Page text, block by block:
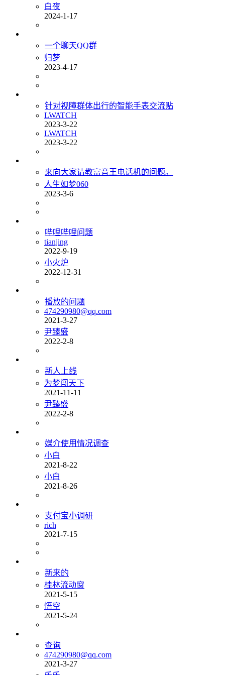
白夜
2024-1-17
一个聊天QQ群
归梦
2023-4-17
针对视障群体出行的智能手表交流贴
LWATCH
2023-3-22
LWATCH
2023-3-22
来向大家请教富音王电话机的问题。
人生如梦060
2023-3-6
哔哩哔哩问题
tianjing
2022-9-19
小火炉
2022-12-31
播放的问题
474290980@qq.com
2021-3-27
尹臻盛
2022-2-8
新人上线
为梦闯天下
2021-11-11
尹臻盛
2022-2-8
媒介使用情况调查
小白
2021-8-22
小白
2021-8-26
支付宝小调研
rich
2021-7-15
新来的
桂林流动窗
2021-5-15
悟空
2021-5-24
查询
474290980@qq.com
2021-3-27